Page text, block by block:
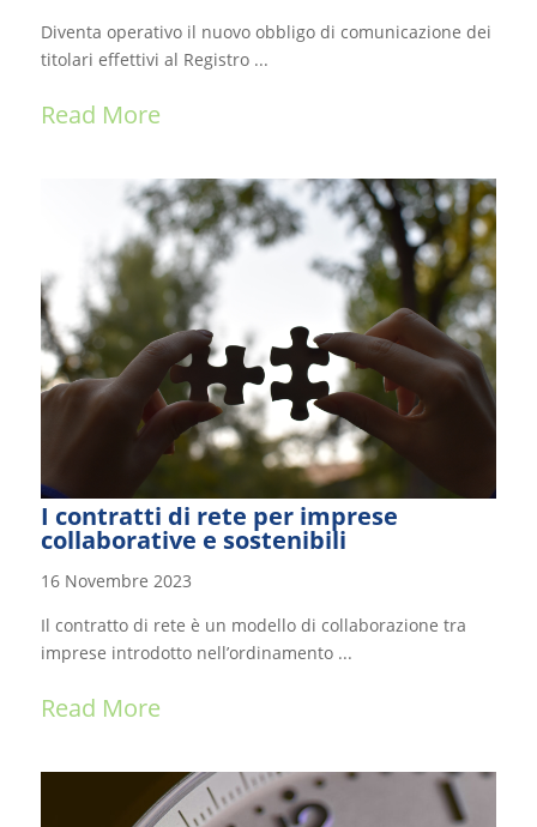
Diventa operativo il nuovo obbligo di comunicazione dei
titolari effettivi al Registro ...
Read More
I contratti di rete per imprese
collaborative e sostenibili
16 Novembre 2023
Il contratto di rete è un modello di collaborazione tra
imprese introdotto nell’ordinamento ...
Read More